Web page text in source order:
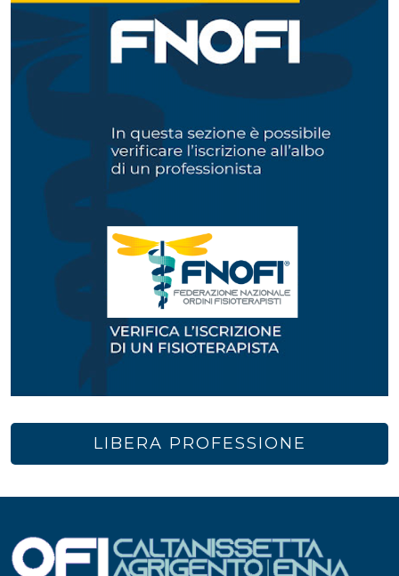
LIBERA PROFESSIONE